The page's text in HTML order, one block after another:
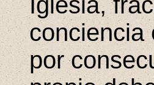
conciencia
por